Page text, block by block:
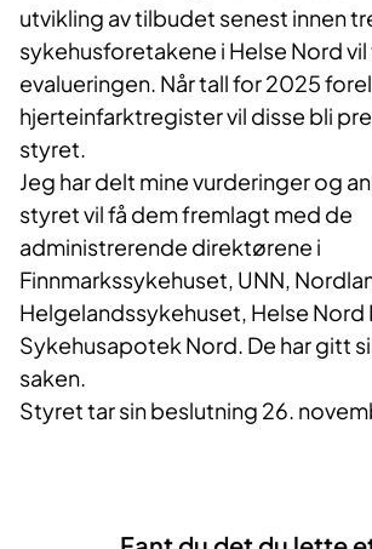
utvikling av tilbudet senest innen
sykehusforetakene i Helse Nord vil
evalueringen. Når tall for 2025
hjerteinfarktregister vil disse bli
styret.
Jeg har delt mine vurderinger og
styret vil få dem fremlagt med de
administrerende direktørene i
Finnmarkssykehuset, UNN,
Helgelandssykehuset, Helse Nord
Sykehusapotek Nord. De har gitt
saken.
Styret tar sin beslutning 26.